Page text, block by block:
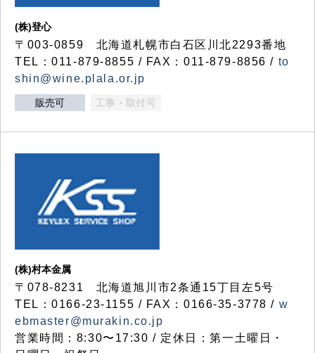
(株)登心
〒003-0859 北海道札幌市白石区川北2293番地
TEL：011-879-8855 / FAX：011-879-8856 / to
shin@wine.plala.or.jp
販売可 工事・取付可
(株)村本金属
〒078-8231 北海道旭川市2条通15丁目左5号
TEL：0166-23-1155 / FAX：0166-35-3778 / w
ebmaster@murakin.co.jp
営業時間：8:30〜17:30 / 定休日：第一土曜日・